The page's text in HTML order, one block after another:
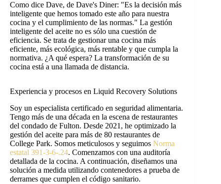
Como dice Dave, de Dave's Diner: "Es la decisión más
inteligente que hemos tomado este año para nuestra
cocina y el cumplimiento de las normas." La gestión
inteligente del aceite no es sólo una cuestión de
eficiencia. Se trata de gestionar una cocina más
eficiente, más ecológica, más rentable y que cumpla la
normativa. ¿A qué espera? La transformación de su
cocina está a una llamada de distancia.
Experiencia y procesos en Liquid Recovery Solutions
Soy un especialista certificado en seguridad alimentaria.
Tengo más de una década en la escena de restaurantes
del condado de Fulton. Desde 2021, he optimizado la
gestión del aceite para más de 80 restaurantes de
College Park. Somos meticulosos y seguimos Norma
estatal 391-3-6-.24. Comenzamos con una auditoría
detallada de la cocina. A continuación, diseñamos una
solución a medida utilizando contenedores a prueba de
derrames que cumplen el código sanitario.